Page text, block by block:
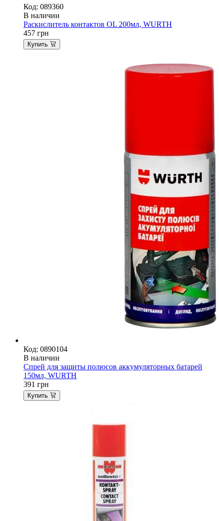
Код: 089360
В наличии
Раскислитель контактов OL 200мл, WURTH
457 грн
Купить
Код: 0890104
В наличии
Спрей для защиты полюсов аккумуляторных батарей
150мл, WURTH
391 грн
Купить